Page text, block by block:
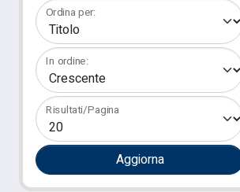
Ordina per:
In ordine:
Risultati/Pagina